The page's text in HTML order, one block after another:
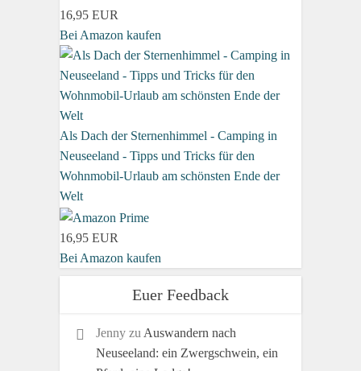
16,95 EUR
Bei Amazon kaufen
Als Dach der Sternenhimmel - Camping in
Neuseeland - Tipps und Tricks für den
Wohnmobil-Urlaub am schönsten Ende der
Welt
16,95 EUR
Bei Amazon kaufen
Euer Feedback
Jenny zu Auswandern nach
Neuseeland: ein Zwergschwein, ein